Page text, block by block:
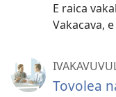
E raica
Vakacava,
Tovolea